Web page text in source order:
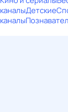
каналыДетские
каналы